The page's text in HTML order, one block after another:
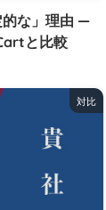
な」理由 —
と比較
対比